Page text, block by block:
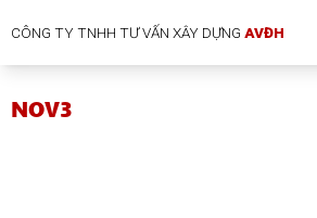
CÔNG TY TNHH TƯ VẤN XÂY DỰNGAVĐH
NOV3